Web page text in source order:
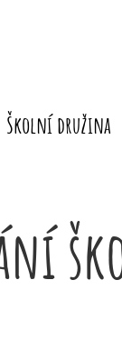
Školní družina